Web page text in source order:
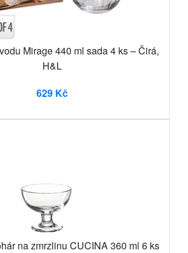
Mirage 440 ml sada 4 ks – Čirá,
H&L
629 Kč
na zmrzlinu CUCINA 360 ml 6 ks